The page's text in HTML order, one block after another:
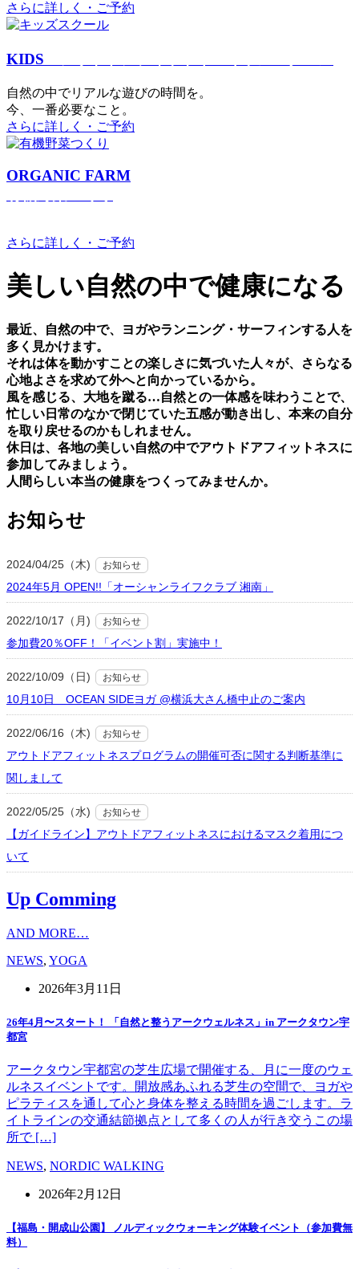
さらに詳しく・ご予約
KIDS
⾃然の中でリアルな遊びの時間を。
今、⼀番必要なこと。
さらに詳しく・ご予約
ORGANIC FARM
さらに詳しく・ご予約
美しい⾃然の中で健康になる
最近、⾃然の中で、ヨガやランニング・サーフィンする⼈を
多く⾒かけます。
それは体を動かすことの楽しさに気づいた⼈々が、さらなる
⼼地よさを求めて外へと向かっているから。
⾵を感じる、⼤地を蹴る…⾃然との⼀体感を味わうことで、
忙しい⽇常のなかで閉じていた五感が動き出し、本来の⾃分
を取り戻せるのかもしれません。
休⽇は、各地の美しい⾃然の中でアウトドアフィットネスに
参加してみましょう。
⼈間らしい本当の健康をつくってみませんか。
お知らせ
2024/04/25（木) お知らせ
2024年5月 OPEN!!「オーシャンライフクラブ 湘南」
2022/10/17（月) お知らせ
参加費20％OFF！「イベント割」実施中！
2022/10/09（日) お知らせ
10月10日 OCEAN SIDEヨガ @横浜大さん橋中止のご案内
2022/06/16（木) お知らせ
アウトドアフィットネスプログラムの開催可否に関する判断基準に
関しまして
2022/05/25（水) お知らせ
【ガイドライン】アウトドアフィットネスにおけるマスク着用につ
いて
Up Comming
AND MORE…
NEWS, YOGA
2026年3月11日
26年4月〜スタート！ 「自然と整うアークウェルネス」in アークタウン宇
都宮
アークタウン宇都宮の芝生広場で開催する、月に一度のウェ
ルネスイベントです。開放感あふれる芝生の空間で、ヨガや
ピラティスを通して心と身体を整える時間を過ごします。ラ
イトラインの交通結節拠点として多くの人が行き交うこの場
所で […]
NEWS, NORDIC WALKING
2026年2月12日
【福島・開成山公園】 ノルディックウォーキング体験イベント（参加費無
料）